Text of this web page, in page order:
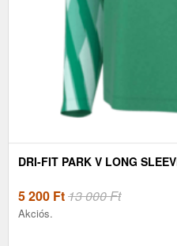
DRI-FIT PARK V LONG
5 200 Ft13 000 Ft
Akciós.